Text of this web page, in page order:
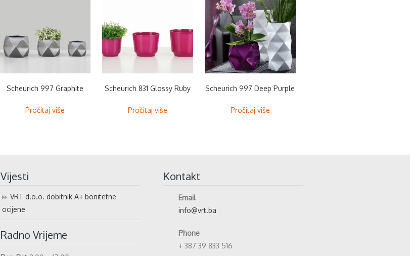
Scheurich 997 Graphite
Pročitaj više
Scheurich 831 Glossy Ruby
Pročitaj više
Scheurich 997 Deep Purple
Pročitaj više
Vijesti
VRT d.o.o. dobitnik A+ bonitetne
ocijene
Radno Vrijeme
Kontakt
Email
info@vrt.ba
Phone
+ 387 39 833 516